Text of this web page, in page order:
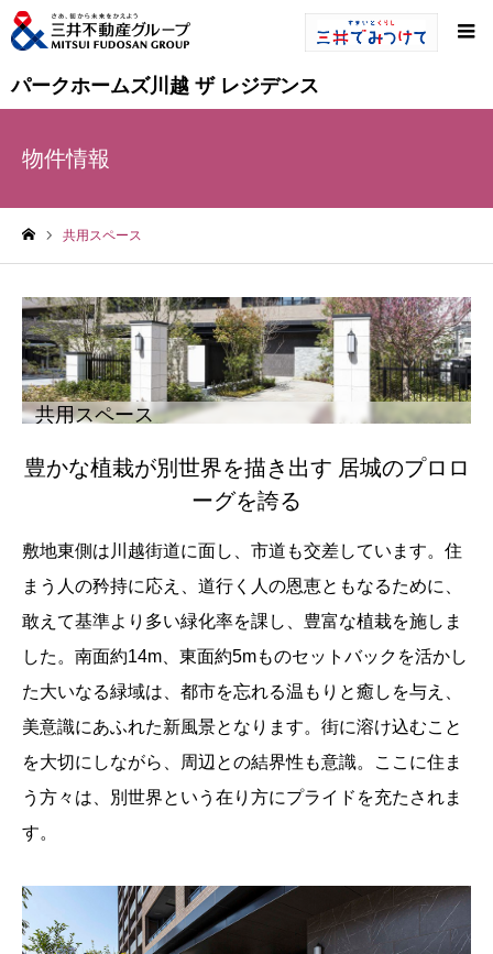
パークホームズ川越 ザ レジデンス
物件情報
共用スペース
共用スペース
豊かな植栽が別世界を描き出す 居城のプロロ
ーグを誇る
敷地東側は川越街道に面し、市道も交差しています。住
まう人の矜持に応え、道行く人の恩恵ともなるために、
敢えて基準より多い緑化率を課し、豊富な植栽を施しま
した。南面約14m、東面約5mものセットバックを活かし
た大いなる緑域は、都市を忘れる温もりと癒しを与え、
美意識にあふれた新風景となります。街に溶け込むこと
を大切にしながら、周辺との結界性も意識。ここに住ま
う方々は、別世界という在り方にプライドを充たされま
す。